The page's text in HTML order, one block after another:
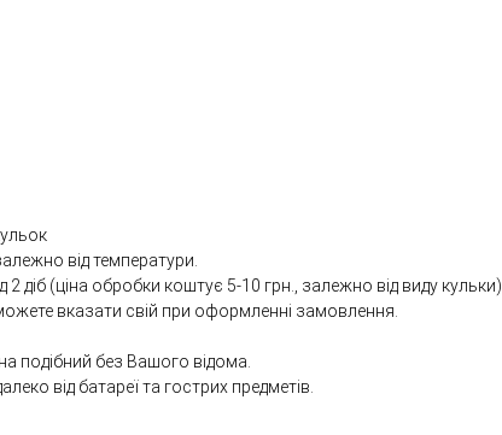
від температури.
(ціна обробки коштує 5-10 грн., залежно від виду кульки).
вказати свій при оформленні замовлення.
подібний без Вашого відома.
від батареї та гострих предметів.